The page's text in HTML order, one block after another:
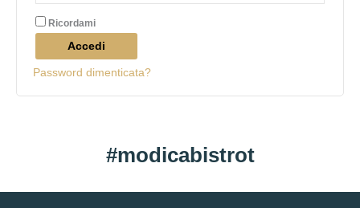
Ricordami
Accedi
Password dimenticata?
#modicabistrot